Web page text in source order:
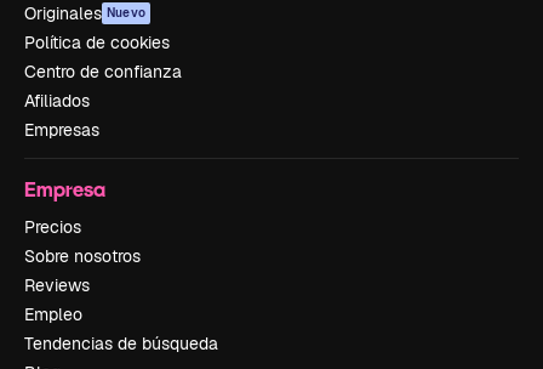
Originales Nuevo
Política de cookies
Centro de confianza
Afiliados
Empresas
Empresa
Precios
Sobre nosotros
Reviews
Empleo
Tendencias de búsqueda